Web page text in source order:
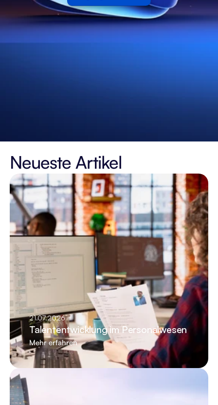
Neueste Artikel
21.07.2026
Talententwicklung im Personalwesen
Mehr erfahren